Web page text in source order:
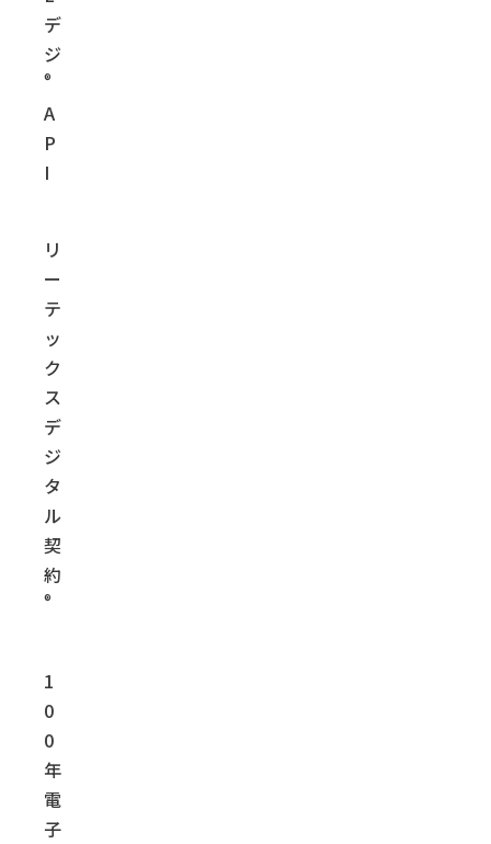
デ
ジ
®
A
P
I
リ
ー
テ
ッ
ク
ス
デ
ジ
タ
ル
契
約
®
1
0
0
年
電
子